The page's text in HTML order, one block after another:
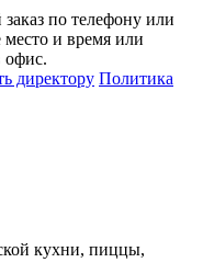
по телефону или
место и время или
офис.
директору Политика
кухни, пиццы,